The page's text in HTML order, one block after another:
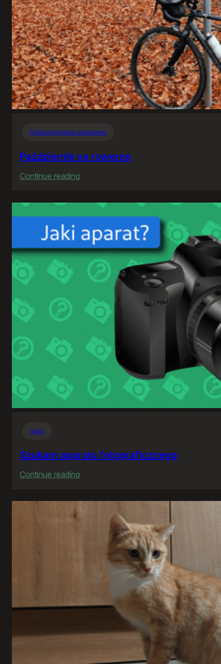
Podsumowania rowerowe
Październik na rowerze
Continue reading
na
rowerze
Varia
Szukam aparatu fotograficznego
Continue reading
aparatu
fotograficznego